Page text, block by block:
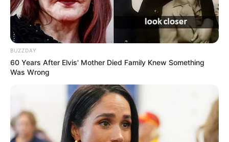
4.High and Low: The Movie(2016)
BUZZDAY
60 Years After Elvis' Mother Died Family Knew Something
Was Wrong